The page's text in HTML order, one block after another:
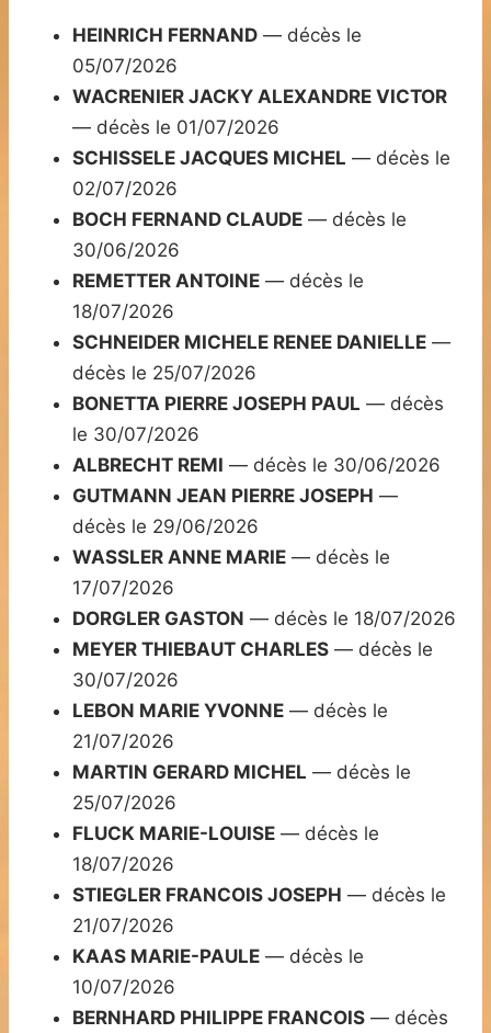
HEINRICH FERNAND — décès le
05/07/2026
WACRENIER JACKY ALEXANDRE VICTOR
— décès le 01/07/2026
SCHISSELE JACQUES MICHEL — décès le
02/07/2026
BOCH FERNAND CLAUDE — décès le
30/06/2026
REMETTER ANTOINE — décès le
18/07/2026
SCHNEIDER MICHELE RENEE DANIELLE —
décès le 25/07/2026
BONETTA PIERRE JOSEPH PAUL — décès
le 30/07/2026
ALBRECHT REMI — décès le 30/06/2026
GUTMANN JEAN PIERRE JOSEPH —
décès le 29/06/2026
WASSLER ANNE MARIE — décès le
17/07/2026
DORGLER GASTON — décès le 18/07/2026
MEYER THIEBAUT CHARLES — décès le
30/07/2026
LEBON MARIE YVONNE — décès le
21/07/2026
MARTIN GERARD MICHEL — décès le
25/07/2026
FLUCK MARIE-LOUISE — décès le
18/07/2026
STIEGLER FRANCOIS JOSEPH — décès le
21/07/2026
KAAS MARIE-PAULE — décès le
10/07/2026
BERNHARD PHILIPPE FRANCOIS — décès